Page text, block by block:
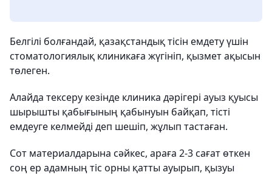
Белгілі болғандай, қазақстандық тісін емдету үшін
стоматологиялық клиникаға жүгініп, қызмет ақысын
төлеген.
Алайда тексеру кезінде клиника дәрігері ауыз қуысы
шырышты қабығының қабынуын байқап, тісті
емдеуге келмейді деп шешіп, жұлып тастаған.
Сот материалдарына сәйкес, араға 2-3 сағат өткен
соң ер адамның тіс орны қатты ауырып, қызуы